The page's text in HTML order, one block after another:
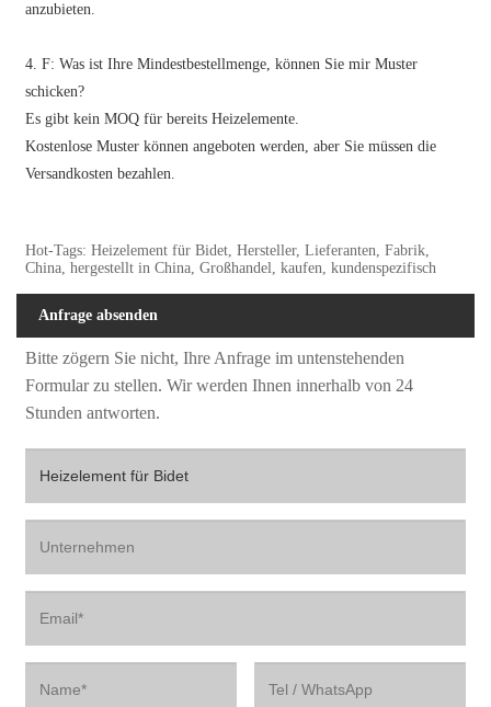
anzubieten.
4. F: Was ist Ihre Mindestbestellmenge, können Sie mir Muster
schicken?
Es gibt kein MOQ für bereits Heizelemente.
Kostenlose Muster können angeboten werden, aber Sie müssen die
Versandkosten bezahlen.
Hot-Tags: Heizelement für Bidet, Hersteller, Lieferanten, Fabrik,
China, hergestellt in China, Großhandel, kaufen, kundenspezifisch
Anfrage absenden
Bitte zögern Sie nicht, Ihre Anfrage im untenstehenden
Formular zu stellen. Wir werden Ihnen innerhalb von 24
Stunden antworten.